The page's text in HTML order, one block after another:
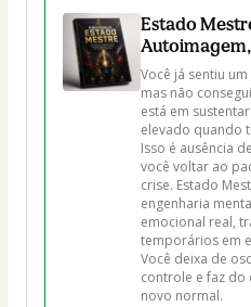
Estado
Autoimagem,
Você já sentiu
mas não
está em
elevado quando
Isso é ausência
você voltar ao
crise. Estado
engenharia
emocional real,
temporários em
Você deixa de
controle e faz do
novo normal.